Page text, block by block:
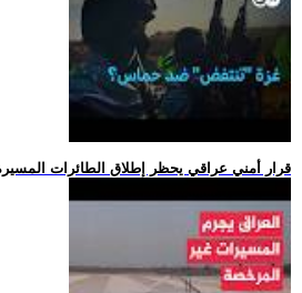
.. قرار أمني عراقي يحظر إطلاق الطائرات